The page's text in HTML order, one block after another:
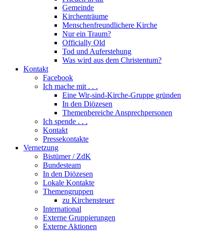
Gemeinde
Kirchenträume
Menschenfreundlichere Kirche
Nur ein Traum?
Officially Old
Tod und Auferstehung
Was wird aus dem Christentum?
Kontakt
Facebook
Ich mache mit . . .
Eine Wir-sind-Kirche-Gruppe gründen
In den Diözesen
Themenbereiche Ansprechpersonen
Ich spende . . .
Kontakt
Pressekontakte
Vernetzung
Bistümer / ZdK
Bundesteam
In den Diözesen
Lokale Kontakte
Themengruppen
zu Kirchensteuer
International
Externe Gruppierungen
Externe Aktionen